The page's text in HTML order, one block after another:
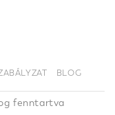
BLOG
fenntartva